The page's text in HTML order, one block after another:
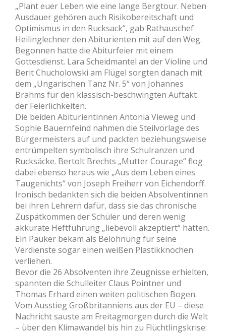
„Plant euer Leben wie eine lange Bergtour. Neben
Ausdauer gehören auch Risikobereitschaft und
Optimismus in den Rucksack“, gab Rathauschef
Heilinglechner den Abiturienten mit auf den Weg.
Begonnen hatte die Abiturfeier mit einem
Gottesdienst. Lara Scheidmantel an der Violine und
Berit Chucholowski am Flügel sorgten danach mit
dem „Ungarischen Tanz Nr. 5“ von Johannes
Brahms für den klassisch-beschwingten Auftakt
der Feierlichkeiten.
Die beiden Abiturientinnen Antonia Vieweg und
Sophie Bauernfeind nahmen die Steilvorlage des
Bürgermeisters auf und packten beziehungsweise
entrümpelten symbolisch ihre Schulranzen und
Rucksäcke. Bertolt Brechts „Mutter Courage“ flog
dabei ebenso heraus wie „Aus dem Leben eines
Taugenichts“ von Joseph Freiherr von Eichendorff.
Ironisch bedankten sich die beiden Absolventinnen
bei ihren Lehrern dafür, dass sie das chronische
Zuspätkommen der Schüler und deren wenig
akkurate Heftführung „liebevoll akzeptiert“ hätten.
Ein Pauker bekam als Belohnung für seine
Verdienste sogar einen weißen Plastikknochen
verliehen.
Bevor die 26 Absolventen ihre Zeugnisse erhielten,
spannten die Schulleiter Claus Pointner und
Thomas Erhard einen weiten politischen Bogen.
Vom Ausstieg Großbritanniens aus der EU – diese
Nachricht sauste am Freitagmorgen durch die Welt
– über den Klimawandel bis hin zu Flüchtlingskrise: